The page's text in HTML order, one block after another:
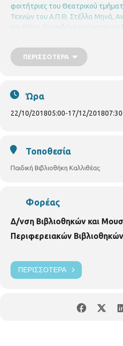
φοιτήτριες του Θεατρικού
Τεχνών του Α.Π.Θ. Στέλλα Μηνά,
και Θένια Σπυριδάκη πρόκειται να
συναντήσεις θα γίνονται
παιδιά νηπιαγωγείου και Α΄τάξης
ενδιαφερομένων. Θα τηρηθεί
ΠΕΡΙΣΣΌΤΕΡΑ
Ώρα
22/10/201805:00-17/12/201807:30
Τοποθεσία
Παιδική Βιβλιοθήκη Καλλιθέας
Φορέας
Δ/νση Βιβλιοθηκών και
Περιφερειακών Βιβλιοθηκών
ΠΕΡΙΣΣΌΤΕΡΑ